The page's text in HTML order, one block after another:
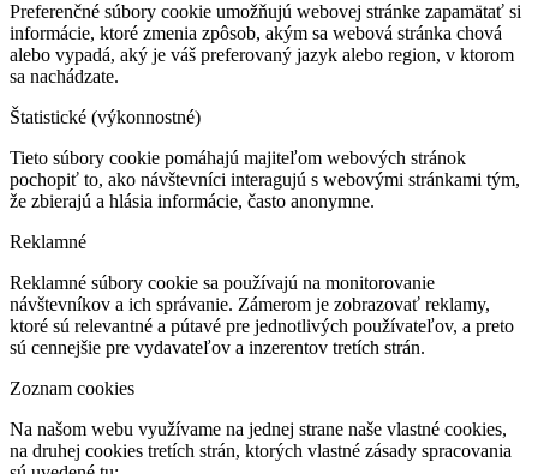
Preferenčné súbory cookie umožňujú webovej stránke zapamätať si
informácie, ktoré zmenia zpôsob, akým sa webová stránka chová
alebo vypadá, aký je váš preferovaný jazyk alebo region, v ktorom
sa nachádzate.
Štatistické (výkonnostné)
Tieto súbory cookie pomáhajú majiteľom webových stránok
pochopiť to, ako návštevníci interagujú s webovými stránkami tým,
že zbierajú a hlásia informácie, často anonymne.
Reklamné
Reklamné súbory cookie sa používajú na monitorovanie
návštevníkov a ich správanie. Zámerom je zobrazovať reklamy,
ktoré sú relevantné a pútavé pre jednotlivých používateľov, a preto
sú cennejšie pre vydavateľov a inzerentov tretích strán.
Zoznam cookies
Na našom webu využívame na jednej strane naše vlastné cookies,
na druhej cookies tretích strán, ktorých vlastné zásady spracovania